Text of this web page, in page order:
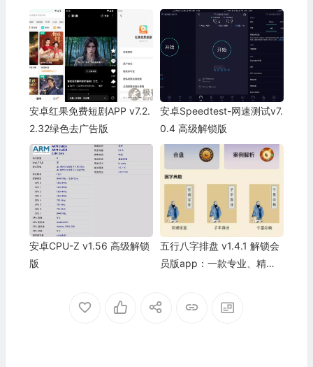
安卓红果免费短剧APP v7.2.
2.32绿色去广告版
安卓Speedtest-网速测试v7.
0.4 高级解锁版
安卓CPU-Z v1.56 高级解锁
版
五行八字排盘 v1.4.1 解锁会
员版app：一款专业、精准